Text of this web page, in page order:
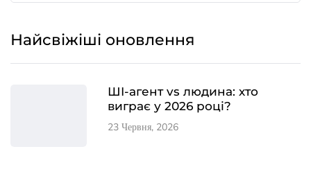
Найсвіжіші оновлення
ШІ-агент vs людина: хто
виграє у 2026 році?
23 Червня, 2026